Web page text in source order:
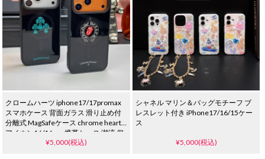
クロームハーツ iphone17/17promax
スマホケース 背面ガラス 滑り止め付
分離式 MagSafeケース chrome hearts
アイホン16/16pro 携帯ケース 潮流 個
性 ブランド iphone15/14/13 proケー
¥5,000(税込)
シャネル マリン＆バッグモチーフ ブ
レスレット付き iPhone17/16/15ケー
ス
¥5,000(税込)